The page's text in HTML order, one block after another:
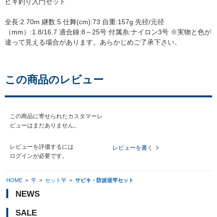
全長:2.70m 継数:5 仕舞(cm):73 自重:157g 先径/元径
（mm）:1.8/16.7 適合錘:8～25号 付属糸:ナイロン3号 ※実物と色が
違って見える場合があります。あらかじめご了承下さい。
この商品のレビュー
この商品に寄せられたカスタマーレ
ビューはまだありません。
レビューを評価するには
ログインが必要です。
レビューを書く
HOME > 竿 > セット竿 > サビキ・防波堤竿セット
NEWS
SALE